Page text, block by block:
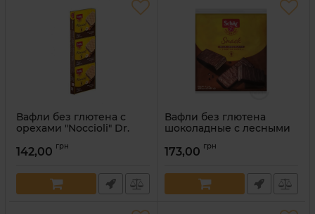
Вафли без глютена с
орехами "Noccioli" Dr.
Артикул: 8008698004708
142,00 грн
Вафли без глютена
шоколадные с лесными
Schar 105 г
173,00 грн